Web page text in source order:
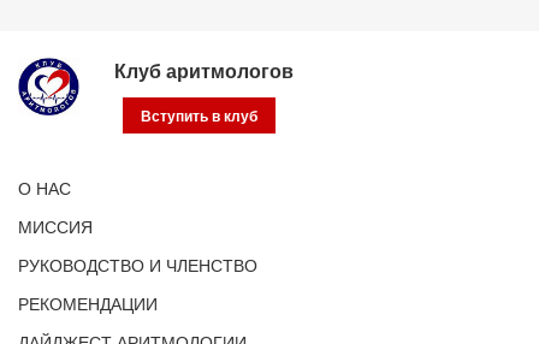
Клуб аритмологов
Вступить в клуб
О НАС
МИССИЯ
РУКОВОДСТВО И ЧЛЕНСТВО
РЕКОМЕНДАЦИИ